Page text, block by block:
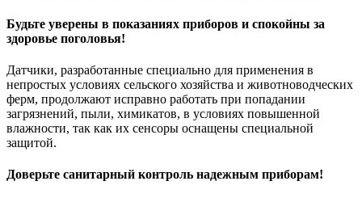
Будьте уверены в показаниях приборов и спокойны за
здоровье поголовья!
Датчики, разработанные специально для применения в
непростых условиях сельского хозяйства и животноводческих
ферм, продолжают исправно работать при попадании
загрязнений, пыли, химикатов, в условиях повышенной
влажности, так как их сенсоры оснащены специальной
защитой.
Доверьте санитарный контроль надежным приборам!